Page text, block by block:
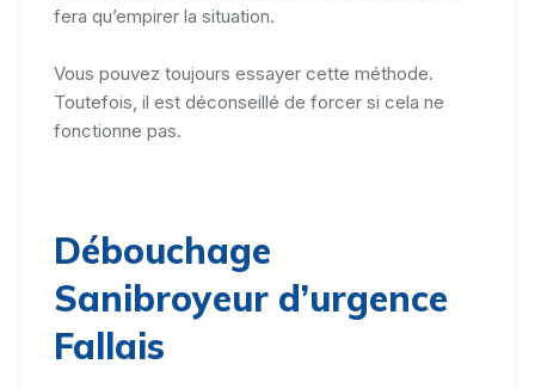
fera qu’empirer la situation.
Vous pouvez toujours essayer cette méthode.
Toutefois, il est déconseillé de forcer si cela ne
fonctionne pas.
Débouchage
Sanibroyeur d’urgence
Fallais